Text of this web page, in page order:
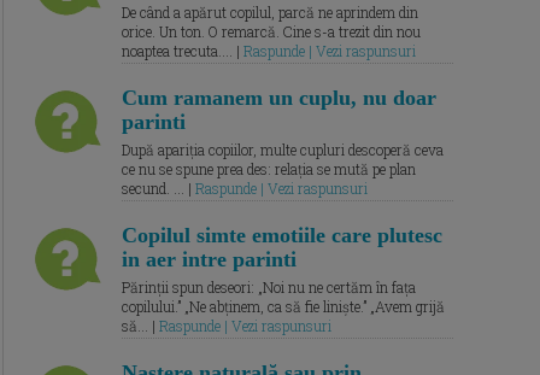
De când a apărut copilul, parcă ne aprindem din
orice. Un ton. O remarcă. Cine s-a trezit din nou
noaptea trecuta.... | Raspunde | Vezi raspunsuri
Cum ramanem un cuplu, nu doar
parinti
După apariția copiilor, multe cupluri descoperă ceva
ce nu se spune prea des: relația se mută pe plan
secund. ... | Raspunde | Vezi raspunsuri
Copilul simte emotiile care plutesc
in aer intre parinti
Părinții spun deseori: „Noi nu ne certăm în fața
copilului.” „Ne abținem, ca să fie liniște.” „Avem grijă
să... | Raspunde | Vezi raspunsuri